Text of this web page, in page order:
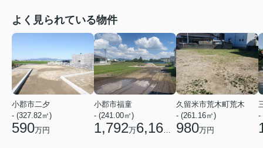
よく見られている物件
小郡市二夕
- (327.82㎡)
590万円
小郡市福童
- (241.00㎡)
1,792万6,160 円
久留米市荒木町荒木
- (261.16㎡)
980万円
-